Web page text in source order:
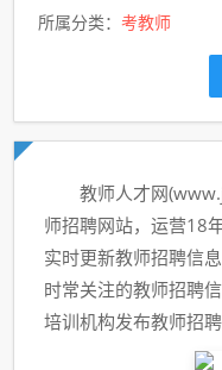
所属分类：考教师
教师人才网
师招聘网站，运营18
实时更新教师招聘信
时常关注的教师招聘
培训机构发布教师招聘